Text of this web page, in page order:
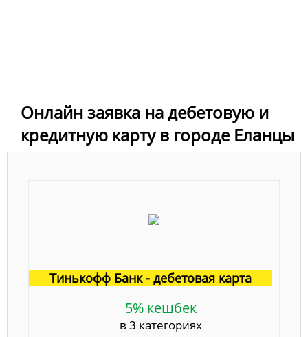
Онлайн заявка на дебетовую и
кредитную карту в городе Еланцы
Тинькофф Банк - дебетовая карта
5% кешбек
в 3 категориях